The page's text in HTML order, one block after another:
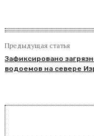
Предыдущая статья
Зафиксировано
водоемов на севере